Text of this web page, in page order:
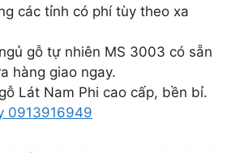
các tỉnh có phí tùy theo xa
gỗ tự nhiên MS 3003 có sẵn
hàng giao ngay.
Lát Nam Phi cao cấp, bền bỉ.
0913916949